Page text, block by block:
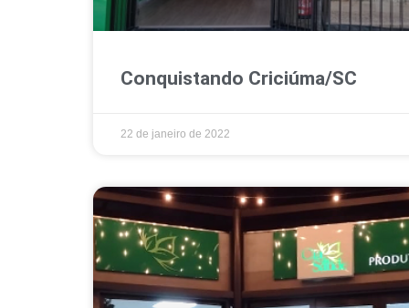
Conquistando Criciúma/SC
22 de janeiro de 2022